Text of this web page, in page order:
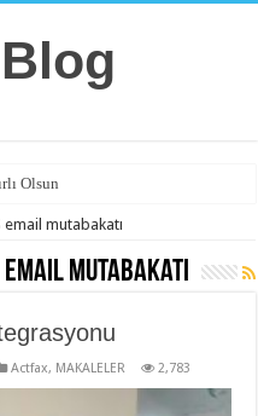
Olsun
mutabakatı
email mutabakatı
Actfax, MAKALELER 2,783